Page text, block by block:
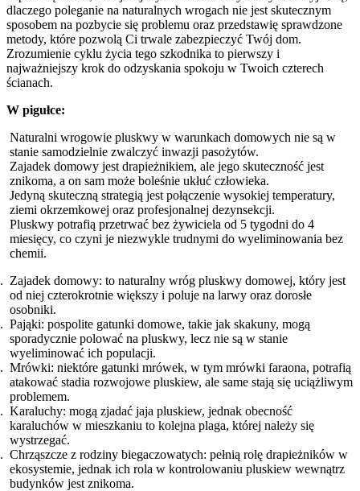
dlaczego poleganie na naturalnych wrogach nie jest skutecznym
sposobem na pozbycie się problemu oraz przedstawię sprawdzone
metody, które pozwolą Ci trwale zabezpieczyć Twój dom.
Zrozumienie cyklu życia tego szkodnika to pierwszy i
najważniejszy krok do odzyskania spokoju w Twoich czterech
ścianach.
W pigułce:
Naturalni wrogowie pluskwy w warunkach domowych nie są w
stanie samodzielnie zwalczyć inwazji pasożytów.
Zajadek domowy jest drapieżnikiem, ale jego skuteczność jest
znikoma, a on sam może boleśnie ukłuć człowieka.
Jedyną skuteczną strategią jest połączenie wysokiej temperatury,
ziemi okrzemkowej oraz profesjonalnej dezynsekcji.
Pluskwy potrafią przetrwać bez żywiciela od 5 tygodni do 4
miesięcy, co czyni je niezwykle trudnymi do wyeliminowania bez
chemii.
Zajadek domowy: to naturalny wróg pluskwy domowej, który jest
od niej czterokrotnie większy i poluje na larwy oraz dorosłe
osobniki.
Pająki: pospolite gatunki domowe, takie jak skakuny, mogą
sporadycznie polować na pluskwy, lecz nie są w stanie
wyeliminować ich populacji.
Mrówki: niektóre gatunki mrówek, w tym mrówki faraona, potrafią
atakować stadia rozwojowe pluskiew, ale same stają się uciążliwym
problemem.
Karaluchy: mogą zjadać jaja pluskiew, jednak obecność
karaluchów w mieszkaniu to kolejna plaga, której należy się
wystrzegać.
Chrząszcze z rodziny biegaczowatych: pełnią rolę drapieżników w
ekosystemie, jednak ich rola w kontrolowaniu pluskiew wewnątrz
budynków jest znikoma.